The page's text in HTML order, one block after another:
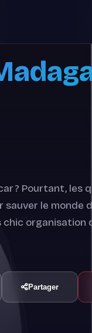
? Pourtant, les
le monde
organisation
Partager